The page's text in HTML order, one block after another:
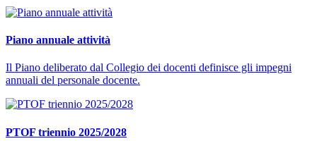
Piano annuale attività
Il Piano deliberato dal Collegio dei docenti definisce gli impegni
annuali del personale docente.
PTOF triennio 2025/2028